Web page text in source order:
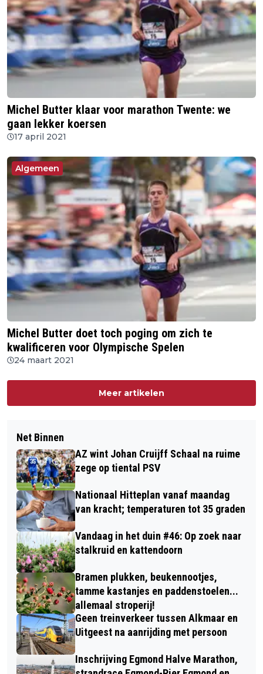
Michel Butter klaar voor marathon Twente: we
gaan lekker koersen
17 april 2021
Algemeen
Michel Butter doet toch poging om zich te
kwalificeren voor Olympische Spelen
24 maart 2021
Meer artikelen
Net Binnen
AZ wint Johan Cruijff Schaal na ruime
zege op tiental PSV
Nationaal Hitteplan vanaf maandag
van kracht; temperaturen tot 35 graden
Vandaag in het duin #46: Op zoek naar
stalkruid en kattendoorn
Bramen plukken, beukennootjes,
tamme kastanjes en paddenstoelen...
allemaal stroperij!
Geen treinverkeer tussen Alkmaar en
Uitgeest na aanrijding met persoon
Inschrijving Egmond Halve Marathon,